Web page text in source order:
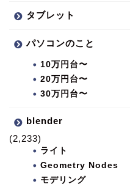
タブレット
パソコンのこと
10万円台〜
20万円台〜
30万円台〜
blender
(2,233)
ライト
Geometry Nodes
モデリング